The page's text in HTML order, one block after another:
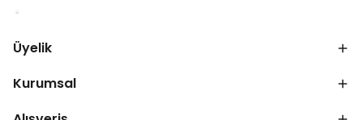
Üyelik
Kurumsal